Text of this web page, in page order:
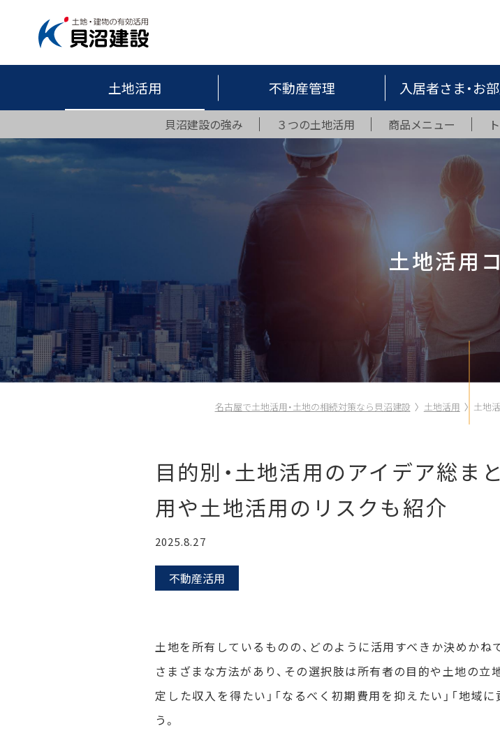
土地活用 不動産管理 入居者さま・お
貝沼建設の強み ３つの土地活用 商品メニュー
土地活用
名古屋で土地活用・土地の相続対策なら貝沼建設 土地活用 土地
目的別・土地活用のアイデア総ま
用や土地活用のリスクも紹介
2025.8.27
不動産活用
土地を所有しているものの、どのように活用すべきか決めか
さまざまな方法があり、その選択肢は所有者の目的や土地の立
定した収入を得たい」「なるべく初期費用を抑えたい」「地域
う。